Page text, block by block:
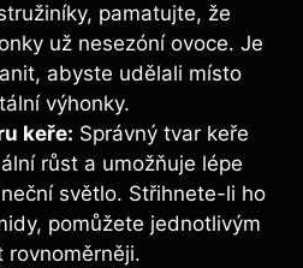
pamatujte,​ že
už nesezóní ​ovoce. Je
abyste udělali místo
výhonky.
keře: Správný tvar keře
růst​ a umožňuje lépe
světlo. Střihnete-li ho
pomůžete jednotlivým
rovnoměrněji.